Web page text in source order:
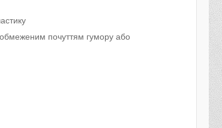
почуттям гумору або